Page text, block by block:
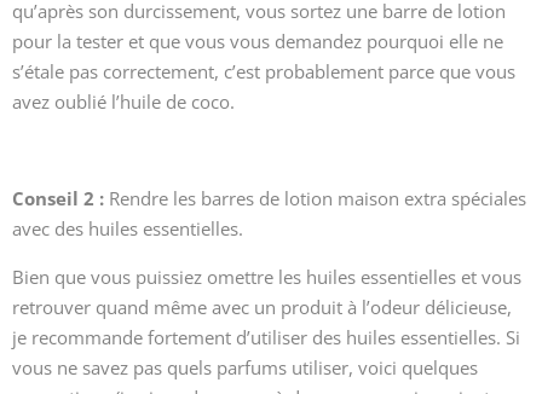
qu’après son durcissement, vous sortez une barre de lotion
pour la tester et que vous vous demandez pourquoi elle ne
s’étale pas correctement, c’est probablement parce que vous
avez oublié l’huile de coco.
Conseil 2 : Rendre les barres de lotion maison extra spéciales
avec des huiles essentielles.
Bien que vous puissiez omettre les huiles essentielles et vous
retrouver quand même avec un produit à l’odeur délicieuse,
je recommande fortement d’utiliser des huiles essentielles. Si
vous ne savez pas quels parfums utiliser, voici quelques